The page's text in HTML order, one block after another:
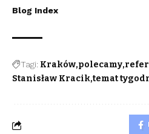
Blog Index
Tagi: Kraków polecamy
Stanisław Kracik temat